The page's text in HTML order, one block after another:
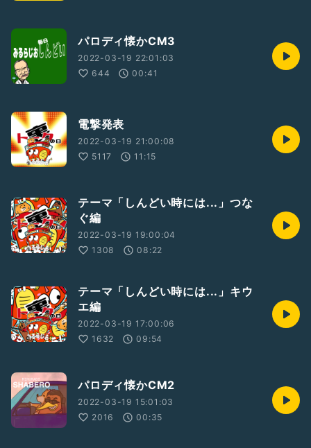
パロディ懐かCM3
2022-03-19 22:01:03
644
00:41
電撃発表
2022-03-19 21:00:08
5117
11:15
テーマ「しんどい時には...」つな
ぐ編
2022-03-19 19:00:04
1308
08:22
テーマ「しんどい時には...」キウ
エ編
2022-03-19 17:00:06
1632
09:54
パロディ懐かCM2
2022-03-19 15:01:03
2016
00:35